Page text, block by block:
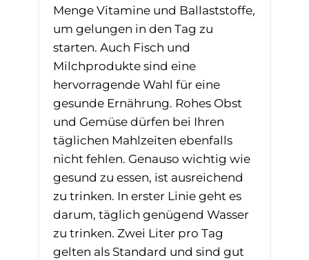
Menge Vitamine und Ballaststoffe,
um gelungen in den Tag zu
starten. Auch Fisch und
Milchprodukte sind eine
hervorragende Wahl für eine
gesunde Ernährung. Rohes Obst
und Gemüse dürfen bei Ihren
täglichen Mahlzeiten ebenfalls
nicht fehlen. Genauso wichtig wie
gesund zu essen, ist ausreichend
zu trinken. In erster Linie geht es
darum, täglich genügend Wasser
zu trinken. Zwei Liter pro Tag
gelten als Standard und sind gut